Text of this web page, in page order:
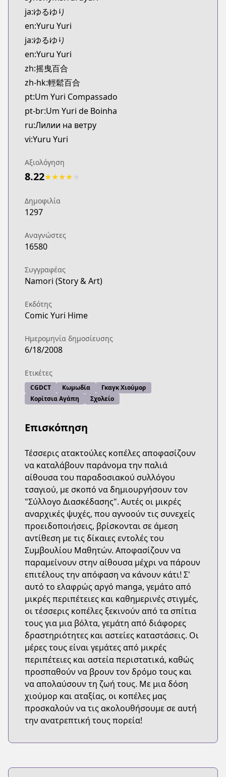
Kitsu
https://kitsu.app/manga/21646
MangaUpdates
MangaUpdates
https://www.mangaupdates.com/
Book☆Walker
Book☆Walker
https://bookwalker.jp/series/1938/list
ja:ゆるゆり
en:Yuru Yuri
ja:ゆるゆり
en:Yuru Yuri
zh:摇曳百合
zh-hk:輕鬆百合
pt:Um Yuri Compassado
pt-br:Um Yuri de Boinha
ru:Лилии на ветру
vi:Yuru Yuri
Αξιολόγηση
8.22★★★★
Δημοφιλία
1297
Αναγνώστες
16580
Συγγραφέας
Namori (Story & Art)
Εκδότης
Comic Yuri Hime
Ημερομηνία δημοσίευσης
6/18/2008
Ετικέτες
CGDCT Κωμωδία
Γκαγκ Χιούμορ
Κορίτσια Αγάπη
Σχολείο
Επισκόπηση
Τέσσερις ατακτούλες κοπέλες αποφασίζουν
να καταλάβουν παράνομα την παλιά
αίθουσα του παραδοσιακού συλλόγου
τσαγιού, με σκοπό να δημιουργήσουν τον
"Σύλλογο Διασκέδασης". Αυτές οι μικρές
αναρχικές ψυχές, που αγνοούν τις συνεχείς
προειδοποιήσεις, βρίσκονται σε άμεση
αντίθεση με τις δίκαιες εντολές του
Συμβουλίου Μαθητών. Αποφασίζουν να
παραμείνουν στην αίθουσα μέχρι να πάρουν
επιτέλους την απόφαση να κάνουν κάτι! Σ'
αυτό το ελαφρώς αργό manga, γεμάτο από
μικρές περιπέτειες και καθημερινές στιγμές,
οι τέσσερις κοπέλες ξεκινούν από τα σπίτια
τους για μια βόλτα, γεμάτη από διάφορες
δραστηριότητες και αστείες καταστάσεις. Οι
μέρες τους είναι γεμάτες από μικρές
περιπέτειες και αστεία περιστατικά, καθώς
προσπαθούν να βρουν τον δρόμο τους και
να απολαύσουν τη ζωή τους. Με μια δόση
χιούμορ και αταξίας, οι κοπέλες μας
προσκαλούν να τις ακολουθήσουμε σε αυτή
την ανατρεπτική τους πορεία!